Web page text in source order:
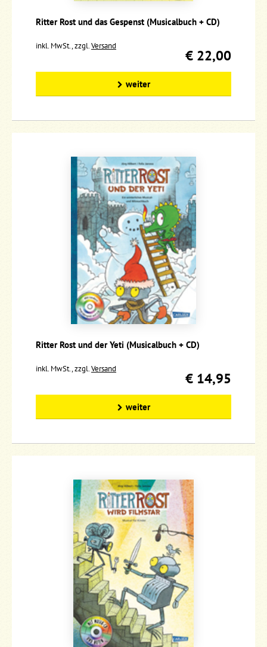
Ritter Rost und das Gespenst (Musicalbuch + CD)
inkl. MwSt., zzgl.Versand
€ 22,00
weiter
Ritter Rost und der Yeti (Musicalbuch + CD)
inkl. MwSt., zzgl.Versand
€ 14,95
weiter